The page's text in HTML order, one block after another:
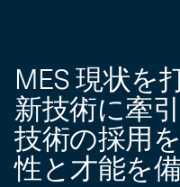
MES 現状を
新技術に牽
技術の採用
性と才能を